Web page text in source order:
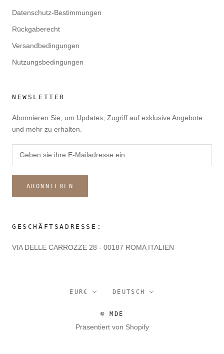
Datenschutz-Bestimmungen
Rückgaberecht
Versandbedingungen
Nutzungsbedingungen
NEWSLETTER
Abonnieren Sie, um Updates, Zugriff auf exklusive Angebote
und mehr zu erhalten.
ABONNIEREN
GESCHÄFTSADRESSE:
VIA DELLE CARROZZE 28 - 00187 ROMA ITALIEN
Währung
EUR€ Sprache
DEUTSCH
© MDE
Präsentiert von Shopify